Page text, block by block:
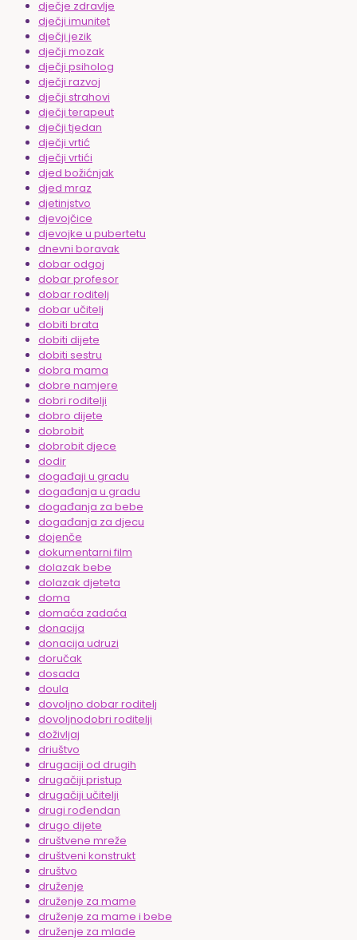
dječje zdravlje
dječji imunitet
dječji jezik
dječji mozak
dječji psiholog
dječji razvoj
dječji strahovi
dječji terapeut
dječji tjedan
dječji vrtić
dječji vrtići
djed božićnjak
djed mraz
djetinjstvo
djevojčice
djevojke u pubertetu
dnevni boravak
dobar odgoj
dobar profesor
dobar roditelj
dobar učitelj
dobiti brata
dobiti dijete
dobiti sestru
dobra mama
dobre namjere
dobri roditelji
dobro dijete
dobrobit
dobrobit djece
dodir
događaji u gradu
događanja u gradu
događanja za bebe
događanja za djecu
dojenče
dokumentarni film
dolazak bebe
dolazak djeteta
doma
domaća zadaća
donacija
donacija udruzi
doručak
dosada
doula
dovoljno dobar roditelj
dovoljnodobri roditelji
doživljaj
driuštvo
drugaciji od drugih
drugačiji pristup
drugačiji učitelji
drugi rođendan
drugo dijete
društvene mreže
društveni konstrukt
društvo
druženje
druženje za mame
druženje za mame i bebe
druženje za mlade